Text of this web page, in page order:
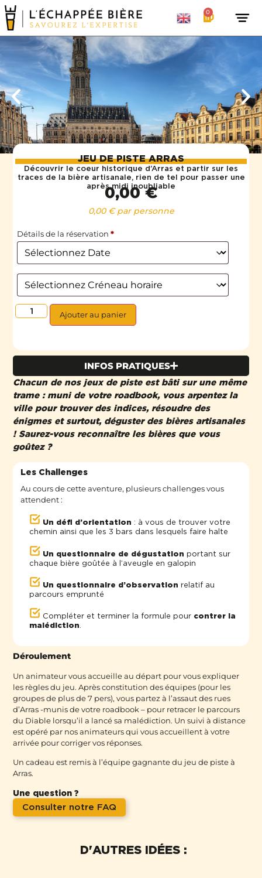
0
JEU DE PISTE ARRAS
Découvrir le coeur historique d’Arras et partir sur les
traces de la bière artisanale, rien de tel pour passer une
après midi inoubliable
0,00€
0,00€par personne
Détails de la réservation*
Ajouter au panier
D'AUTRES IDÉES :
INFOS PRATIQUES
Chacun de nos jeux de piste est bâti sur une même
trame : muni de votre roadbook, vous arpentez la
ville pour trouver des indices, résoudre des
énigmes et surtout, déguster des bières artisanales
! Saurez-vous reconnaître les bières que vous
goûtez ?
Les Challenges
Au cours de cette aventure, plusieurs challenges vous
attendent :
Un défi d’orientation : à vous de trouver votre
chemin ainsi que les 3 bars dans lesquels faire halte
Un questionnaire de dégustation portant sur
chaque bière goûtée à l’aveugle en galopin
Un questionnaire d’observation relatif au
parcours emprunté
Compléter et terminer la formule pour contrer la
malédiction.
Déroulement
Un animateur vous accueille au départ pour vous expliquer
les règles du jeu. Après constitution des équipes (pour les
groupes de plus de 7 pers), vous partez à l’assaut des rues
d’Arras -munis de votre roadbook – pour retracer le parcours
du Diable lorsqu’il a lancé sa malédiction. Un suivi à distance
est opéré par nos animateurs qui vous accueillent à votre
arrivée pour corriger vos réponses.
Un cadeau est remis à l’équipe gagnante du jeu de piste à
Arras.
Une question ?
Consulter notre FAQ